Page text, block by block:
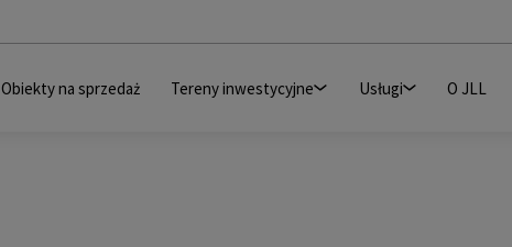
Obiekty na sprzedaż Tereny inwestycyjne Usługi O JLL